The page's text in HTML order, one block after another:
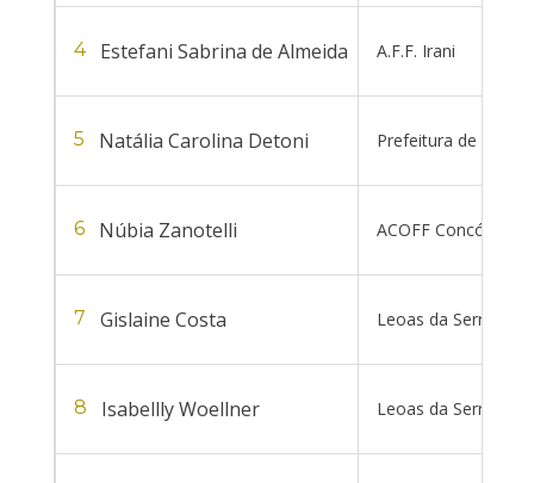
4 Estefani Sabrina de Almeida A.F.F. Irani
5 Natália Carolina Detoni Prefeitura de
6 Núbia Zanotelli ACOFF Concórdia
7 Gislaine Costa Leoas da Serra
8 Isabellly Woellner Leoas da Serra